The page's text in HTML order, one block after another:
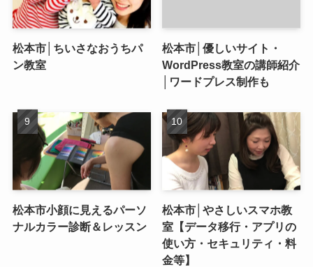
松本市│ちいさなおうちパ
ン教室
松本市│優しいサイト・
WordPress教室の講師紹介
│ワードプレス制作も
松本市小顔に見えるパーソ
ナルカラー診断＆レッスン
松本市│やさしいスマホ教
室【データ移行・アプリの
使い方・セキュリティ・料
金等】